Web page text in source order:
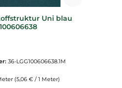
Uni blau
36-LGG100606638.1M
(5,06 € / 1 Meter)